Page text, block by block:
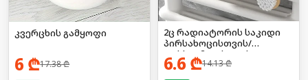
კვერცხის გამყოფი
6 ₾17.38₾
2ც რადიატორის საკიდი
პირსახოცისთვის/
ფეხსაცმლისთვის
6.6 ₾14.13₾